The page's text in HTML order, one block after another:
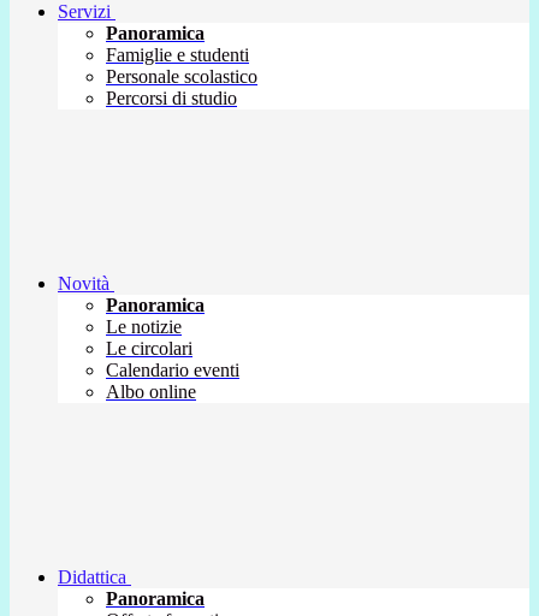
Servizi
Panoramica
Famiglie e studenti
Personale scolastico
Percorsi di studio
Novità
Panoramica
Le notizie
Le circolari
Calendario eventi
Albo online
Didattica
Panoramica